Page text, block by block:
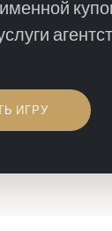
ИГРУ